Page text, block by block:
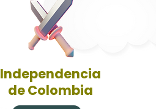
Independencia
de Colombia